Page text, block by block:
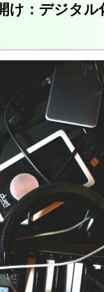
け：デジタ